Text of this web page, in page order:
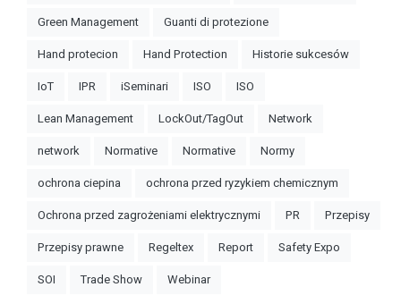
Green Management
Guanti di protezione
Hand protecion
Hand Protection
Historie sukcesów
IoT
IPR iSeminari ISO
ISO
Lean Management
LockOut/TagOut
Network
network
Normative Normative
Normy
ochrona ciepina
ochrona przed ryzykiem chemicznym
Ochrona przed zagrożeniami elektrycznymi
PR
Przepisy
Przepisy prawne
Regeltex Report
Safety Expo
SOI
Trade Show Webinar